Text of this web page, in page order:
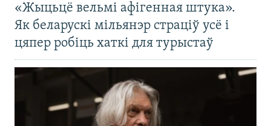
«Жыцьцё вельмі афігенная штука».
Як беларускі мільянэр страціў усё і
цяпер робіць хаткі для турыстаў